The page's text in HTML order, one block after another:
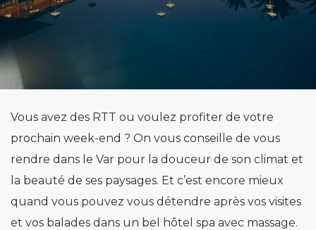
Vous avez des RTT ou voulez profiter de votre
prochain week-end ? On vous conseille de vous
rendre dans le Var pour la douceur de son climat et
la beauté de ses paysages. Et c’est encore mieux
quand vous pouvez vous détendre après vos visites
et vos balades dans un bel hôtel spa avec massage.